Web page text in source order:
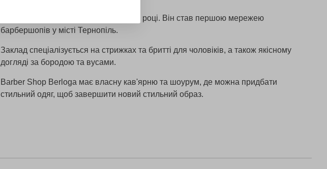
Barber Shop Berloga створили у 2015 році. Він став першою мережею
барбершопів у місті Тернопіль.
Заклад спеціалізується на стрижках та бритті для чоловіків, а також якісному
догляді за бородою та вусами.
Barber Shop Berloga має власну кав'ярню та шоурум, де можна придбати
стильний одяг, щоб завершити новий стильний образ.